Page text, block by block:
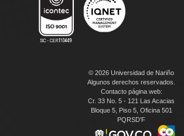
© 2026 Universidad de Nariño
Algunos derechos reservados.
Contacto página web:
Cr. 33 No. 5 - 121 Las Acacias
Bloque 5, Piso 5, Oficina 501
PQRSD'F